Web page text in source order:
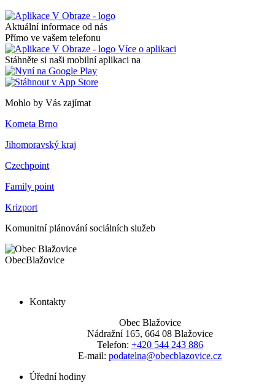
Aktuální informace od nás
Přímo ve vašem telefonu
Více o aplikaci
Stáhněte si naši mobilní aplikaci na
Mohlo by Vás zajímat
Kometa Brno
Jihomoravský kraj
Czechpoint
Family point
Krizport
Komunitní plánování sociálních služeb
ObecBlažovice
Kontakty
Obec Blažovice
Nádražní 165, 664 08 Blažovice
Telefon: +420 544 243 886
E-mail: podatelna@obecblazovice.cz
Úřední hodiny